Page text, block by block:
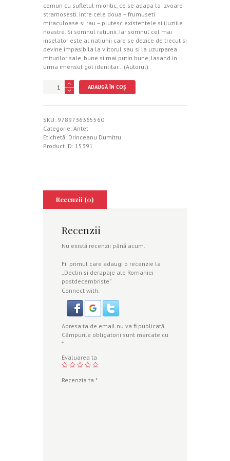
comun cu sufletul mioritic, ce se adapa la izvoare
stramosesti. Intre cele doua – frumuseti
miraculoase si rau – plutesc existentele si iluziile
noastre. Si somnul ratiunii. Iar somnul cel mai
inselator este al natiunii care se dezice de trecut si
devine impasibila la viitorul sau si la uzurparea
miturilor sale, bune si mai putin bune, lasand in
urma imensul gol identitar… (Autorul)
Cantitate
ale
Romaniei
postdecembriste
ADAUGĂ ÎN COȘ
SKU: 9789736365560
Categorie: Antet
Etichetă: Drinceanu Dumitru
Product ID: 15391
Recenzii (0)
Recenzii
Nu există recenzii până acum.
Fii primul care adaugi o recenzie la
„Declin si derapaje ale Romaniei
postdecembriste”
Connect with:
Adresa ta de email nu va fi publicată.
Câmpurile obligatorii sunt marcate cu
*
Evaluarea ta
Recenzia ta *